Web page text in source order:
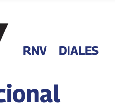
RNV DIALES